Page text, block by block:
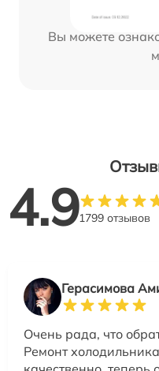
Вы можете
4.91799 отзывов
Герасимова
Очень рада, что
Ремонт